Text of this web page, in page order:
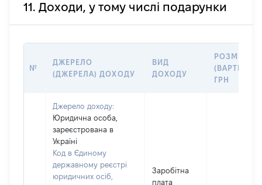
11. Доходи, у тому числі подарунки
№
ДЖЕРЕЛО
(ДЖЕРЕЛА) ДОХОДУ
ВИД
ДОХОДУ
РОЗМІР
(ВАРТІСТЬ),
ГРН
Джерело доходу:
Юридична особа,
зареєстрована в
Україні
Код в Єдиному
державному реєстрі
юридичних осіб,
Заробітна
плата